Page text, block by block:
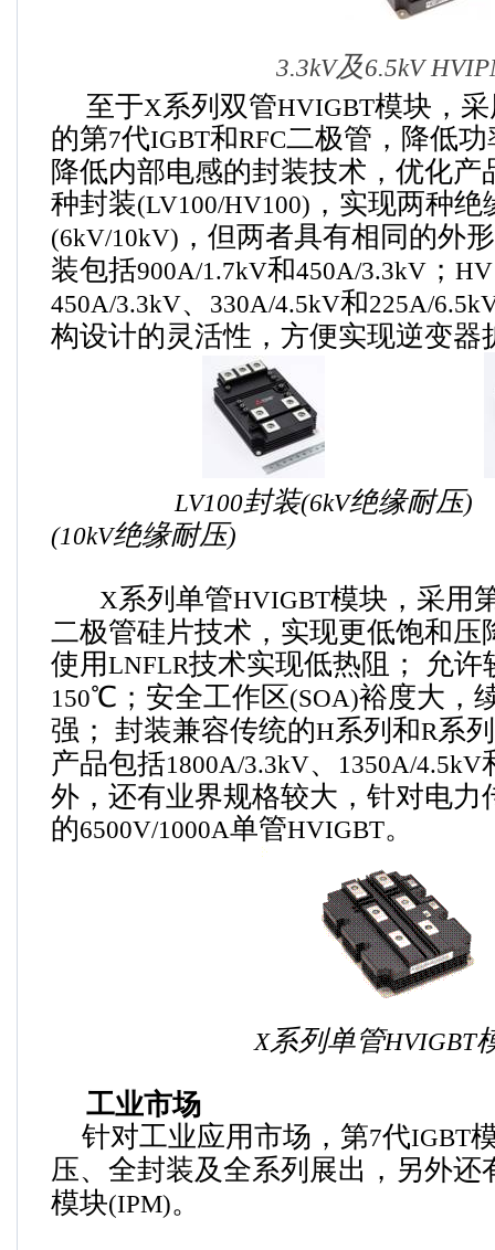
3.3kV及6.5kV
至于X系列双管HVIGBT模块，
的第7代IGBT和RFC二极管，降低
降低内部电感的封装技术，优化产
种封装(LV100/HV100) ，实现两种绝
(6kV/10kV) ，但两者具有相同的外
装包括900A/1.7kV和450A/3.3kV ；
450A/3.3kV、 330A/4.5kV和225A/
构设计的灵活性，方便实现逆变器
LV100封装(6kV绝缘耐压)
(10kV绝缘耐压)
X系列单管HVIGBT模块，采用
二极管硅片技术，实现更低饱和压
使用LNFLR技术实现低热阻； 允许
150℃；安全工作区 (SOA)裕度大，
强； 封装兼容传统的H系列和R系列
产品包括1800A/3.3kV、 1350A/4.5kV
外，还有业界规格较大，针对电力
的6500V/1000A单管HVIGBT。
X系列单管HVIGBT
工业市场
针对工业应用市场，第7代IGBT
压、全封装及全系列展出，另外还
模块(IPM)。